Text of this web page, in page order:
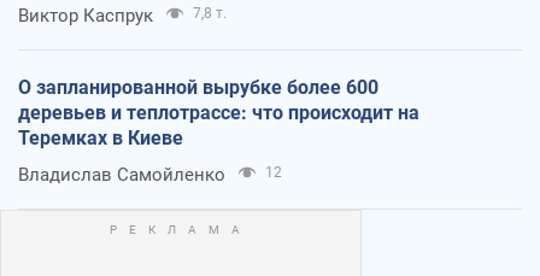
Виктор Каспрук 7,8 т.
О запланированной вырубке более 600
деревьев и теплотрассе: что происходит на
Теремках в Киеве
Владислав Самойленко 12